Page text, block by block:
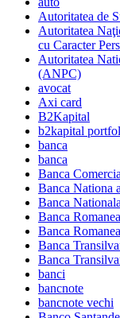
Autoritatea de
Autoritatea
cu Caracter
Autoritatea
(ANPC)
avocat
Axi card
B2Kapital
b2kapital
banca
banca
Banca
Banca Nationa
Banca
Banca
Banca
Banca
Banca
banci
bancnote
bancnote vechi